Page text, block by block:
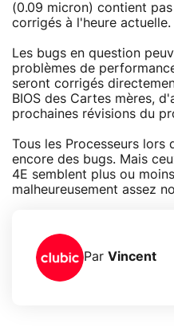
(0.09 micron) contient
corrigés à l'heure actuelle.
Les bugs en question
problèmes de
seront corrigés
BIOS des Cartes mères,
prochaines révisions du
Tous les Processeurs lors
encore des bugs. Mais
4E semblent plus ou
malheureusement assez
Par Vincent